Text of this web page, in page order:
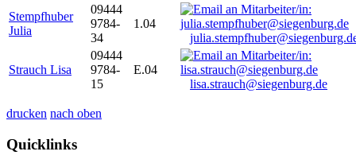
Stempfhuber
Julia
09444
9784-
34
1.04
Strauch Lisa
09444
9784-
15
E.04
lisa.strauch@siegenburg.de
drucken nach oben
Quicklinks